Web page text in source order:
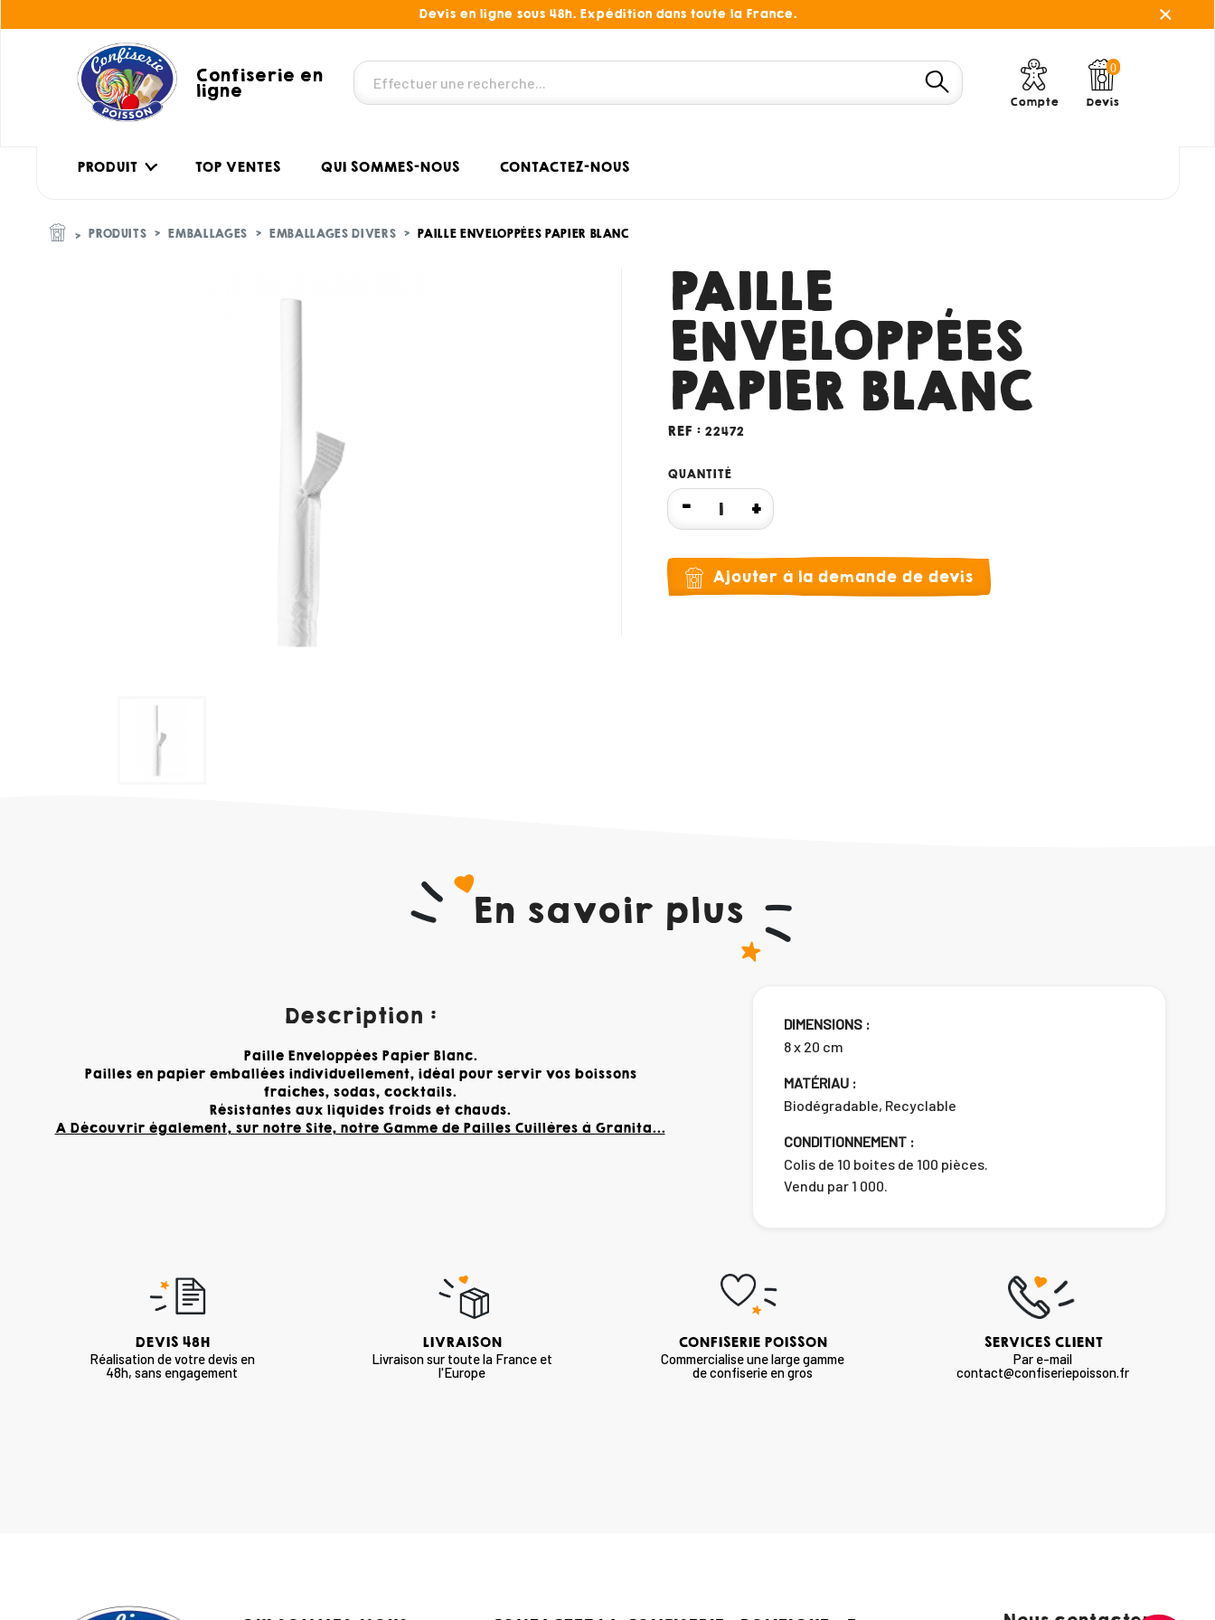
Devis en ligne sous 48h. Expédition dans toute la France.
Confiserie en
ligne Compte
0
Devis
PRODUIT TOP VENTES QUI SOMMES-NOUS CONTACTEZ-NOUS
PRODUITS EMBALLAGES EMBALLAGES DIVERS PAILLE ENVELOPPÉES PAPIER BLANC
PAILLE
ENVELOPPÉES
PAPIER BLANC
REF : 22472
QUANTITÉ
Ajouter à la demande de devis
En savoir plus
Description :
Paille Enveloppées Papier Blanc.
Pailles en papier emballées individuellement, idéal pour servir vos boissons
fraîches, sodas, cocktails.
Résistantes aux liquides froids et chauds.
A Découvrir également, sur notre Site, notre Gamme de Pailles Cuillères à Granita...
DIMENSIONS :
8 x 20 cm
MATÉRIAU :
Biodégradable, Recyclable
CONDITIONNEMENT :
Colis de 10 boites de 100 pièces.
Vendu par 1 000.
DEVIS 48H
Réalisation de votre devis en
48h, sans engagement
LIVRAISON
Livraison sur toute la France et
l'Europe
CONFISERIE POISSON
Commercialise une large gamme
de confiserie en gros
SERVICES CLIENT
Par e-mail
contact@confiseriepoisson.fr